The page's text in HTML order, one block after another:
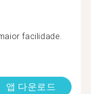
facilidade.
앱 다운로드